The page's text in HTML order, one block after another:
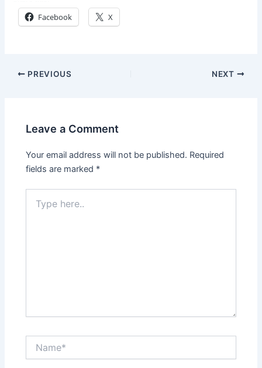
Facebook X
PREVIOUS NEXT
Leave a Comment
Your email address will not be published. Required
fields are marked *
here..